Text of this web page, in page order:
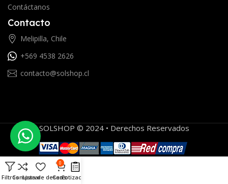
Contáctanos
Contacto
Melipilla, Chile
+569 4538 2626
contacto@solshop.cl
SOLSHOP © 2024 • Derechos Reservados
FiltrosComparar
Lista de deseos
0
CarroCotización